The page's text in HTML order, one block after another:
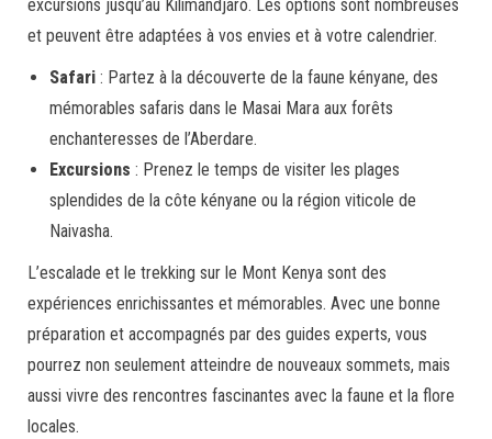
excursions jusqu’au Kilimandjaro. Les options sont nombreuses
et peuvent être adaptées à vos envies et à votre calendrier.
Safari : Partez à la découverte de la faune kényane, des
mémorables safaris dans le Masai Mara aux forêts
enchanteresses de l’Aberdare.
Excursions : Prenez le temps de visiter les plages
splendides de la côte kényane ou la région viticole de
Naivasha.
L’escalade et le trekking sur le Mont Kenya sont des
expériences enrichissantes et mémorables. Avec une bonne
préparation et accompagnés par des guides experts, vous
pourrez non seulement atteindre de nouveaux sommets, mais
aussi vivre des rencontres fascinantes avec la faune et la flore
locales.